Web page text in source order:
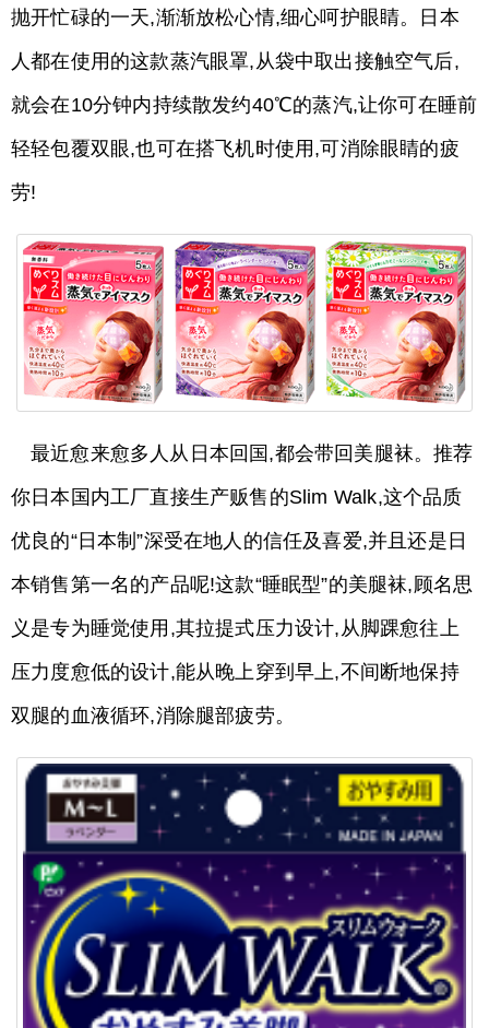
抛开忙碌的一天,渐渐放松心情,细心呵护眼睛。日本
人都在使用的这款蒸汽眼罩,从袋中取出接触空气后,
就会在10分钟内持续散发约40℃的蒸汽,让你可在睡前
轻轻包覆双眼,也可在搭飞机时使用,可消除眼睛的疲
劳!
最近愈来愈多人从日本回国,都会带回美腿袜。推荐
你日本国内工厂直接生产贩售的Slim Walk,这个品质
优良的“日本制”深受在地人的信任及喜爱,并且还是日
本销售第一名的产品呢!这款“睡眠型”的美腿袜,顾名思
义是专为睡觉使用,其拉提式压力设计,从脚踝愈往上
压力度愈低的设计,能从晚上穿到早上,不间断地保持
双腿的血液循环,消除腿部疲劳。